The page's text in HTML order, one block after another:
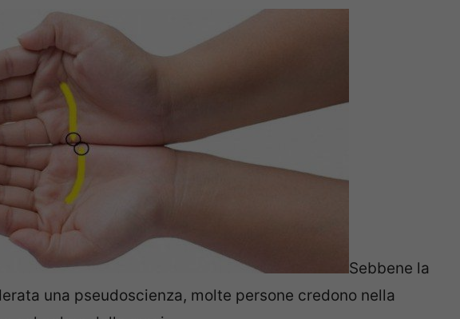
Sebbene la
una pseudoscienza, molte persone credono nella